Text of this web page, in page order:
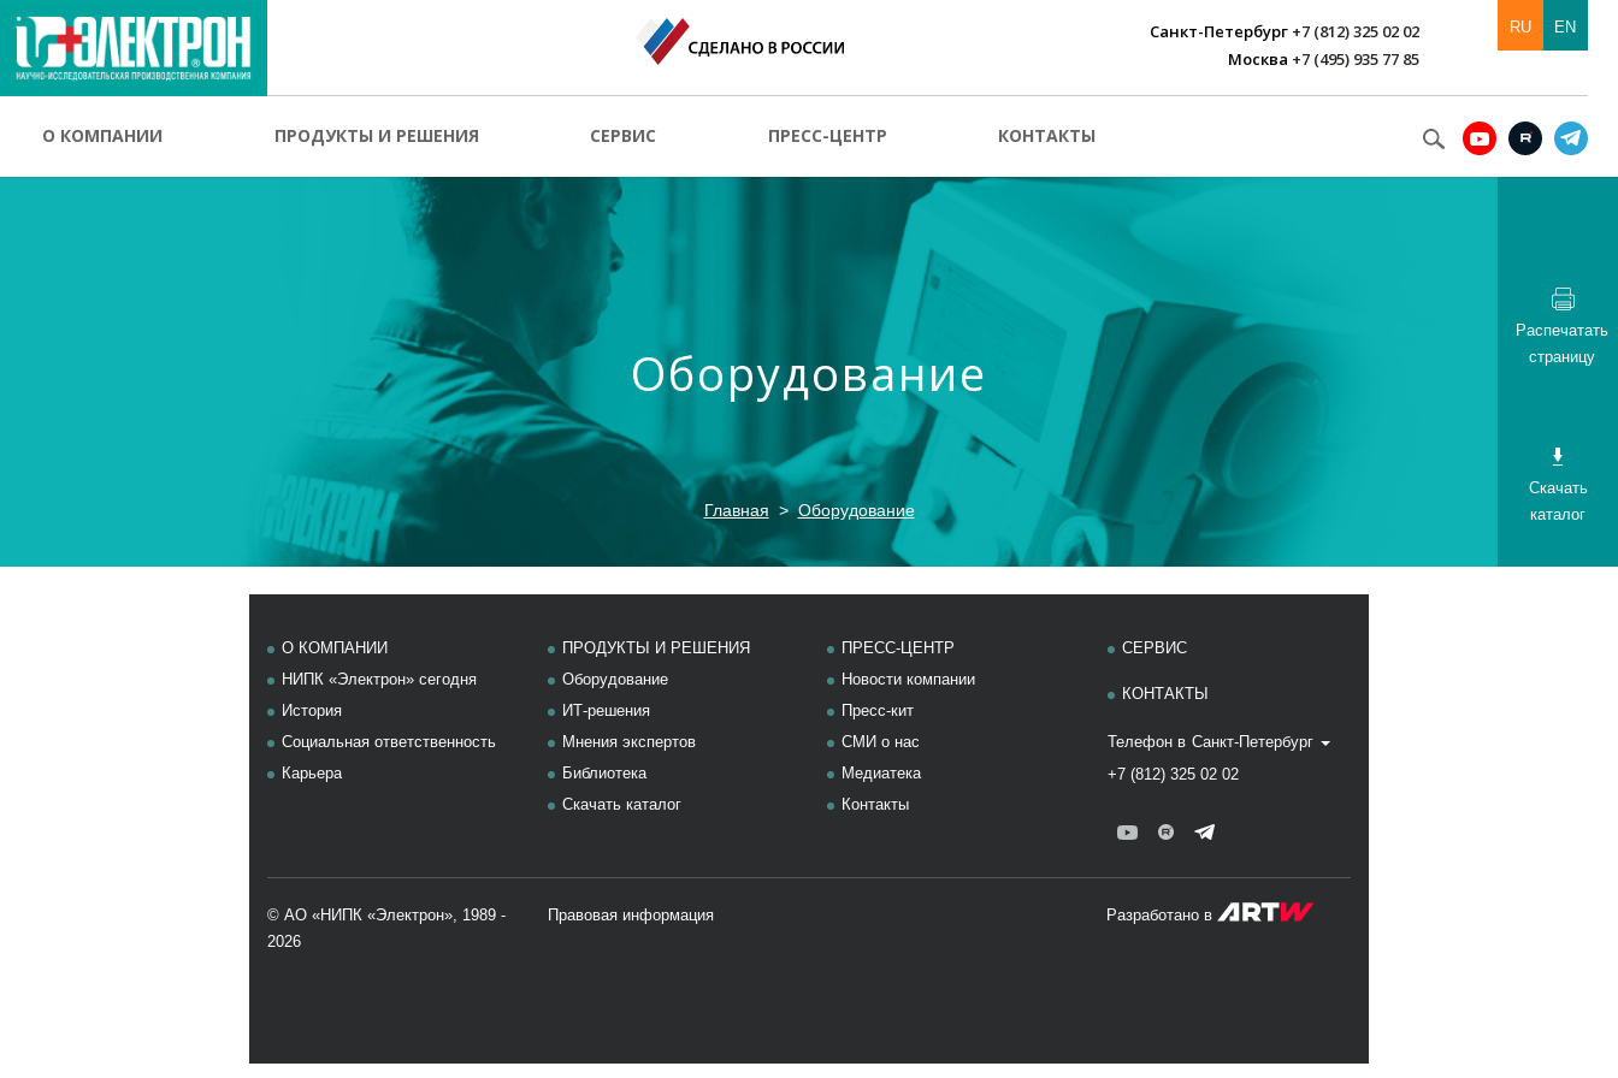
Санкт-Петербург +7 (812) 325 02 02
Москва +7 (495) 935 77 85
RU EN
О КОМПАНИИ ПРОДУКТЫ И РЕШЕНИЯ СЕРВИС ПРЕСС-ЦЕНТР КОНТАКТЫ
Оборудование
Главная Оборудование
Распечатать
страницу
Скачать
каталог
О КОМПАНИИ
НИПК «Электрон» сегодня
История
Социальная ответственность
Карьера
ПРОДУКТЫ И РЕШЕНИЯ
Оборудование
ИТ-решения
Мнения экспертов
Библиотека
Скачать каталог
ПРЕСС-ЦЕНТР
Новости компании
Пресс-кит
СМИ о нас
Медиатека
Контакты
СЕРВИС
КОНТАКТЫ
Телефон в Санкт-Петербург
+7 (812) 325 02 02
© АО «НИПК «Электрон», 1989 -
2026
Правовая информация Разработано в